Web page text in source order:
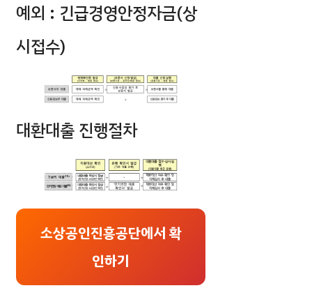
예외 : 긴급경영안정자금(상
시접수)
대환대출 진행절차
소상공인진흥공단에서 확
인하기